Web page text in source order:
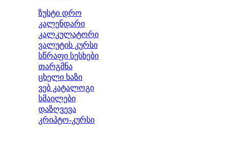
ზუსტი დრო
კალენდარი
კალკულატორი
ვალუტის კურსი
სწრაფი სესხები
თარგმნა
ცხელი ხაზი
ვებ კატალოგი
სმაილები
დაზღვევა
კრიპტო-კურსი